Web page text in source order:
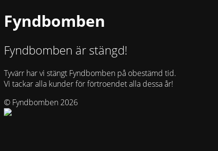
Fyndbomben
Fyndbomben är stängd!
Tyvärr har vi stängt Fyndbomben på obestämd tid.
Vi tackar alla kunder för förtroendet alla dessa år!
© Fyndbomben 2026